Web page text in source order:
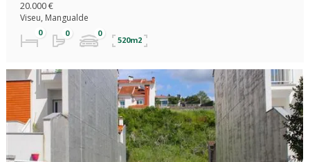
20.000 €
Viseu, Mangualde
520m2